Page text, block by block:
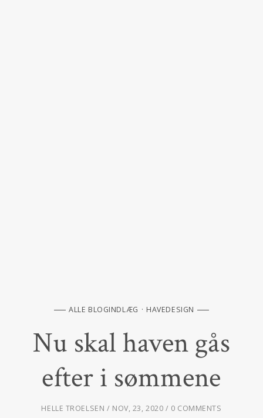
ALLE BLOGINDLÆG HAVEDESIGN
Nu skal haven gås
efter i sømmene
HELLE TROELSEN NOV, 23, 2020 0 COMMENTS